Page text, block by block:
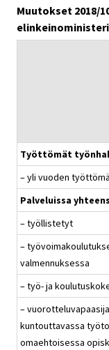
Muutokset 2018/
Työttömät
– yli vuoden
Palveluissa
– työllistetyt
–
valmennuksessa
– työ- ja
–
kuntouttavassa
omaehtoisessa